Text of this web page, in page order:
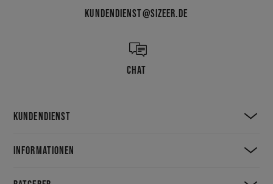
KUNDENDIENST@SIZEER.DE
CHAT
KUNDENDIENST
INFORMATIONEN